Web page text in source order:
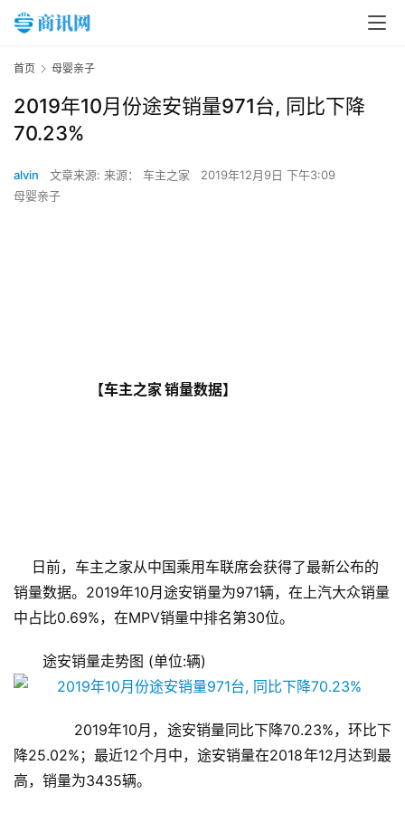
首页 母婴亲子
2019年10月份途安销量971台, 同比下降
70.23%
alvin 文章来源: 来源： 车主之家
2019年12月9日 下午3:09
母婴亲子
                            【车主之家 销量数据】
销量数据。2019年10月途安销量为971辆，在上汽大众销量
中占比0.69%，在MPV销量中排名第30位。
途安销量走势图 (单位:辆)
2019年10月，途安销量同比下降70.23%，环比下
降25.02%；最近12个月中，途安销量在2018年12月达到最
高，销量为3435辆。